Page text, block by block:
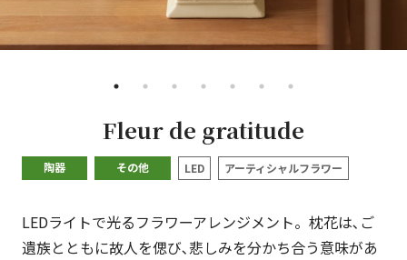
• • • • • • •
Fleur de gratitude
陶器 その他 LED アーティシャルフラワー
LEDライトで光るフラワーアレンジメント。枕花は､ご
遺族とともに故人を偲び､悲しみを分かち合う意味があ